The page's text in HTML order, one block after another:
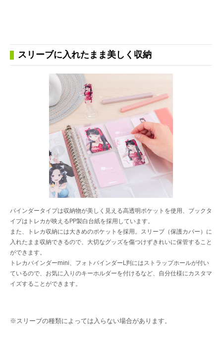
スリーブに入れたまま美しく収納
バインダータイプは収納物が美しく見える高透明ポケットを使用、ブックタ
イプはトレカが映えるPP製白台紙を採用しています。
また、トレカ収納には大きめのポケットを採用。スリーブ（保護カバー）に
入れたまま収納できるので、大切なグッズを傷つけずきれいに保管すること
ができます。
トレカバインダーmini、フォトバインダーL判にはストラップホールが付い
ているので、お気に入りのキーホルダーを付けるなど、自分仕様にカスタマ
イズすることができます。
※スリーブの種類によっては入らない場合があります。